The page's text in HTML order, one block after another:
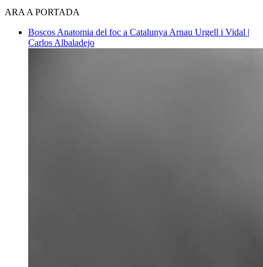
ARA A PORTADA
Boscos Anatomia del foc a Catalunya Arnau Urgell i Vidal |
Carlos Albaladejo